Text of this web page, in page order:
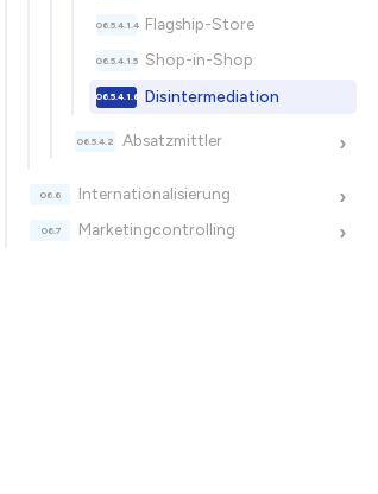
Flagship-Store
Shop-in-Shop
Disintermediation
›
Absatzmittler
›
Internationalisierung
›
Marketingcontrolling